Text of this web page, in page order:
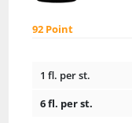
92 Point
1 fl. per st.
6 fl. per st.